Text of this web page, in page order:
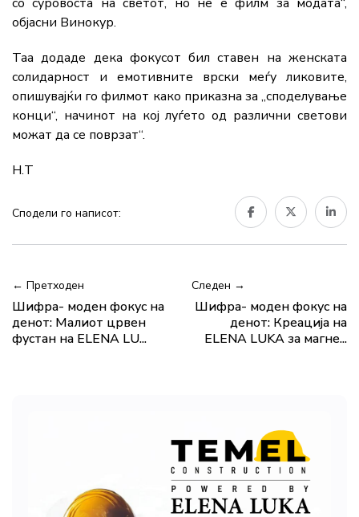
објасни Винокур.
Таа додаде дека фокусот бил ставен на женската
солидарност и емотивните врски меѓу ликовите,
опишувајќи го филмот како приказна за „споделување
конци“, начинот на кој луѓето од различни светови
можат да се поврзат“.
Н.Т
Сподели го написот:
← Претходен
Шифра- моден фокус на
денот: Малиот црвен
фустан на ELENA LU...
Следен →
Шифра- моден фокус на
денот: Креација на
ELENA LUKA за магне...